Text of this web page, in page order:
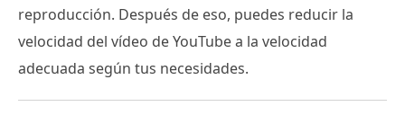
reproducción. Después de eso, puedes reducir la
velocidad del vídeo de YouTube a la velocidad
adecuada según tus necesidades.